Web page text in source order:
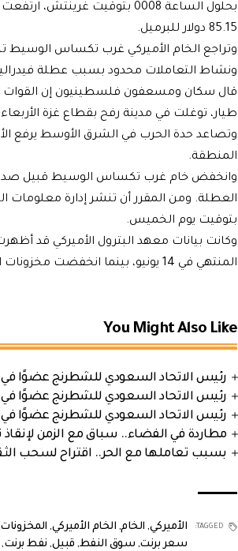
بحلول الساعة 0008 بتوقيت
85.15 دولار للبرميل.
وتراجع الخام الأميركي غرب تكساس الوسيط تسليم يونيو 27 سنتا بما يعادل 0.3 بالمئة
ونشاط التعاملات محدود بسبب عطلة فيدرالية
قال سكان ومسعفون فلسطينيون إن القوات
طيار، توغلت في مدينة رفح بقطاع غزة
وتصاعد حدة الحرب في الشرق الأوسط يرفع
المنطقة.
وانخفض خام غرب تكساس الوسيط قبيل صدور
بتوقيت يوم الخميس.
المنتهي في 14 يونيو، بينما انخفضت مخزونات البنزين.
You Might Also Like
رئيس الاتحاد السعودي للشطرنج عضوًا في
رئيس الاتحاد السعودي للشطرنج عضوًا في
رئيس الاتحاد السعودي للشطرنج عضوًا في
مطاردة في الفضاء.. سباق مع الزمن
بسبب تعاملها مع الحر.. اقتراح لسحب
TAGGED: الأميركي, الخام, الخام الأميركي, المخزونات
سعر برنت, سوق النفط, قبيل, نفط برنت,